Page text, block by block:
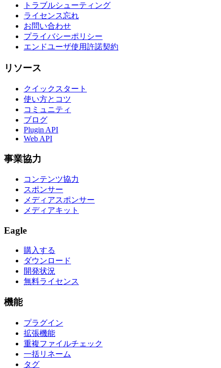
トラブルシューティング
ライセンス忘れ
お問い合わせ
プライバシーポリシー
エンドユーザ使用許諾契約
リソース
クイックスタート
使い方とコツ
コミュニティ
ブログ
Plugin API
Web API
事業協力
コンテンツ協力
スポンサー
メディアスポンサー
メディアキット
Eagle
購入する
ダウンロード
開発状況
無料ライセンス
機能
プラグイン
拡張機能
重複ファイルチェック
一括リネーム
タグ